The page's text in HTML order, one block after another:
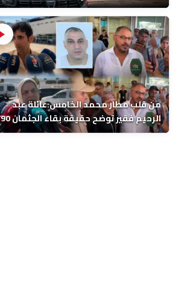
من قلب مطار محمد الخامس:عائلة عبد
الرحيم فقير توضح حقيقة بقاء الجثمان 90
يوماً قبل إعادته إلى المغرب